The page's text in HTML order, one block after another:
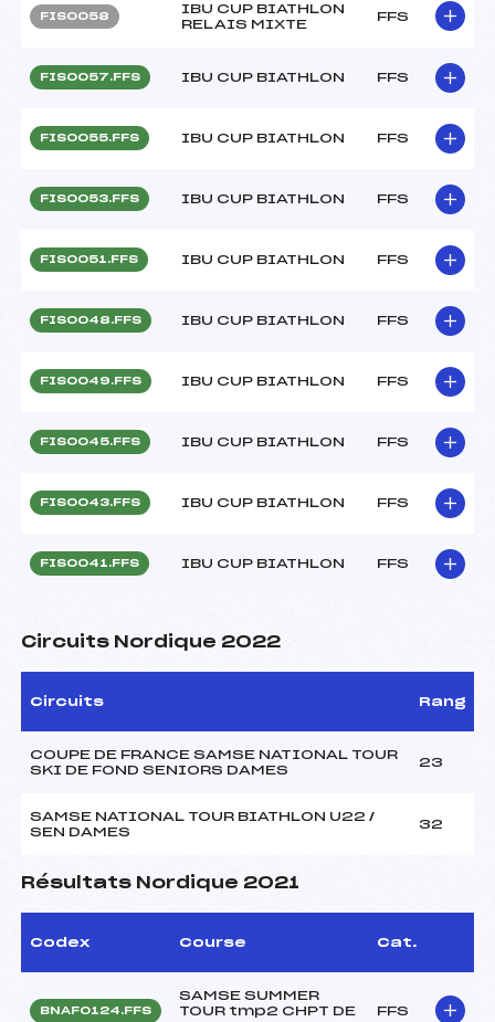
FIS0058
IBU CUP BIATHLON
RELAIS MIXTE
FFS
FIS0057.FFS IBU CUP BIATHLON FFS
FIS0055.FFS IBU CUP BIATHLON FFS
FIS0053.FFS IBU CUP BIATHLON FFS
FIS0051.FFS IBU CUP BIATHLON FFS
FIS0048.FFS IBU CUP BIATHLON FFS
FIS0049.FFS IBU CUP BIATHLON FFS
FIS0045.FFS IBU CUP BIATHLON FFS
FIS0043.FFS IBU CUP BIATHLON FFS
FIS0041.FFS IBU CUP BIATHLON FFS
Circuits Nordique 2022
Circuits Rang
COUPE DE FRANCE SAMSE NATIONAL TOUR
SKI DE FOND SENIORS DAMES
23
SAMSE NATIONAL TOUR BIATHLON U22 /
SEN DAMES
32
Résultats Nordique 2021
Codex Course Cat.
BNAF0124.FFS
SAMSE SUMMER
TOUR tmp2 CHPT DE
FFS